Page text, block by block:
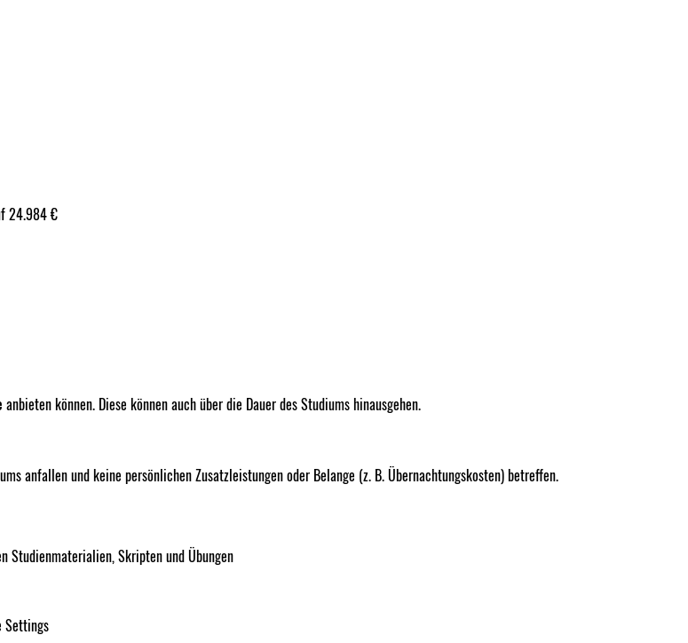
24.984 €
anbieten können. Diese können auch über die Dauer des Studiums hinausgehen.
anfallen und keine persönlichen Zusatzleistungen oder Belange (z. B. Übernachtungskosten) betreffen.
Studienmaterialien, Skripten und Übungen
Settings